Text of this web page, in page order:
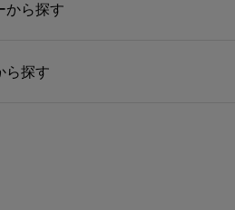
から探す
ら探す